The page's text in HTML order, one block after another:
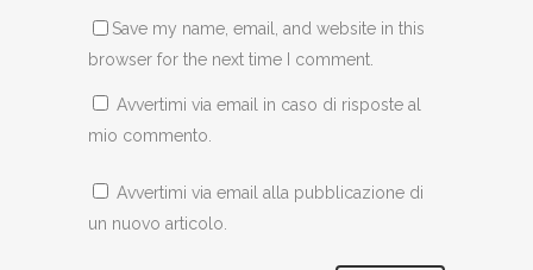
Save my name, email, and website in this
browser for the next time I comment.
Avvertimi via email in caso di risposte al
mio commento.
Avvertimi via email alla pubblicazione di
un nuovo articolo.